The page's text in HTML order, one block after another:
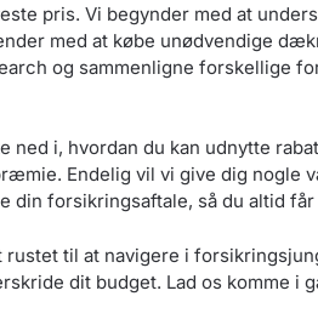
pris. Vi begynder med at
med at købe unødvendige
og sammenligne forskellige
ned i, hvordan du kan udnytte
Endelig vil vi give dig nogle
din forsikringsaftale, så du altid
til at navigere i
dit budget. Lad os komme i